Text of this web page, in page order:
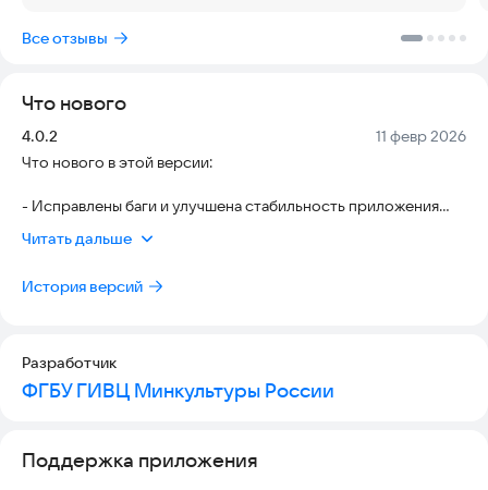
постоянно пополняется.
российским музеям использовать технологии дополненной
реальности в экспозиции.
------------
Хотите присоединиться к Платформе Artefact? Отправьте
заявку наar@team.culture.ru
Все отзывы
Что нового
Версия:
4.0.2 Дата:
11 февр 2026
Что нового в этой версии:
- Исправлены баги и улучшена стабильность приложения
- Улучшен оффлайн режим
Читать дальше
История версий
Разработчик
ФГБУ ГИВЦ Минкультуры России
Поддержка приложения